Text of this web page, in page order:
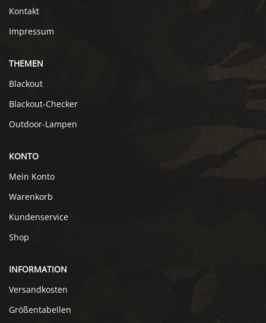
Kontakt
Impressum
THEMEN
Blackout
Blackout-Checker
Outdoor-Lampen
KONTO
Mein Konto
Warenkorb
Kundenservice
Shop
INFORMATION
Versandkosten
Größentabellen